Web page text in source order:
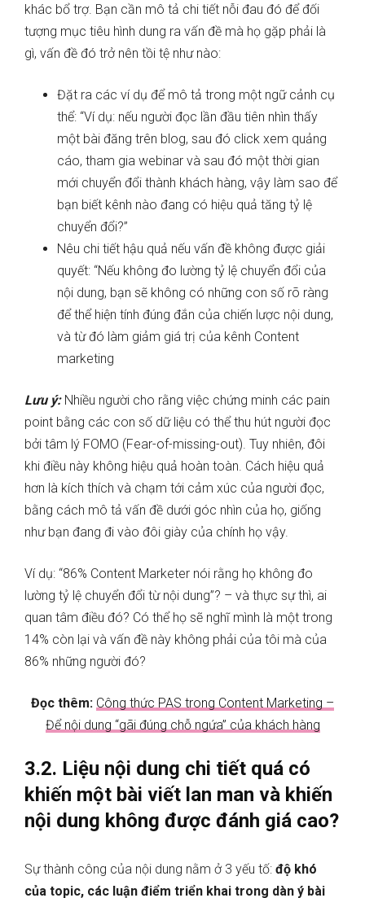
khác bổ trợ. Bạn cần mô tả chi tiết nỗi đau đó để đối
tượng mục tiêu hình dung ra vấn đề mà họ gặp phải là
gì, vấn đề đó trở nên tồi tệ như nào:
Đặt ra các ví dụ để mô tả trong một ngữ cảnh cụ
thể: “Ví dụ: nếu người đọc lần đầu tiên nhìn thấy
một bài đăng trên blog, sau đó click xem quảng
cáo, tham gia webinar và sau đó một thời gian
mới chuyển đổi thành khách hàng, vậy làm sao để
bạn biết kênh nào đang có hiệu quả tăng tỷ lệ
chuyển đổi?”
Nêu chi tiết hậu quả nếu vấn đề không được giải
quyết: “Nếu không đo lường tỷ lệ chuyển đổi của
nội dung, bạn sẽ không có những con số rõ ràng
để thể hiện tính đúng đắn của chiến lược nội dung,
và từ đó làm giảm giá trị của kênh Content
marketing
Lưu ý: Nhiều người cho rằng việc chứng minh các pain
point bằng các con số dữ liệu có thể thu hút người đọc
bởi tâm lý FOMO (Fear-of-missing-out). Tuy nhiên, đôi
khi điều này không hiệu quả hoàn toàn. Cách hiệu quả
hơn là kích thích và chạm tới cảm xúc của người đọc,
bằng cách mô tả vấn đề dưới góc nhìn của họ, giống
như bạn đang đi vào đôi giày của chính họ vậy.
Ví dụ: “86% Content Marketer nói rằng họ không đo
lường tỷ lệ chuyển đổi từ nội dung”? – và thực sự thì, ai
quan tâm điều đó? Có thể họ sẽ nghĩ mình là một trong
14% còn lại và vấn đề này không phải của tôi mà của
86% những người đó?
Đọc thêm: Công thức PAS trong Content Marketing –
Để nội dung “gãi đúng chỗ ngứa” của khách hàng
3.2. Liệu nội dung chi tiết quá có
khiến một bài viết lan man và khiến
nội dung không được đánh giá cao?
Sự thành công của nội dung nằm ở 3 yếu tố: độ khó
của topic, các luận điểm triển khai trong dàn ý bài